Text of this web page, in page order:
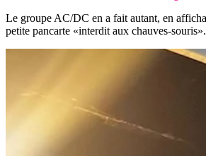
Le groupe AC/DC en a fait autant, en
petite pancarte «interdit aux chauves-